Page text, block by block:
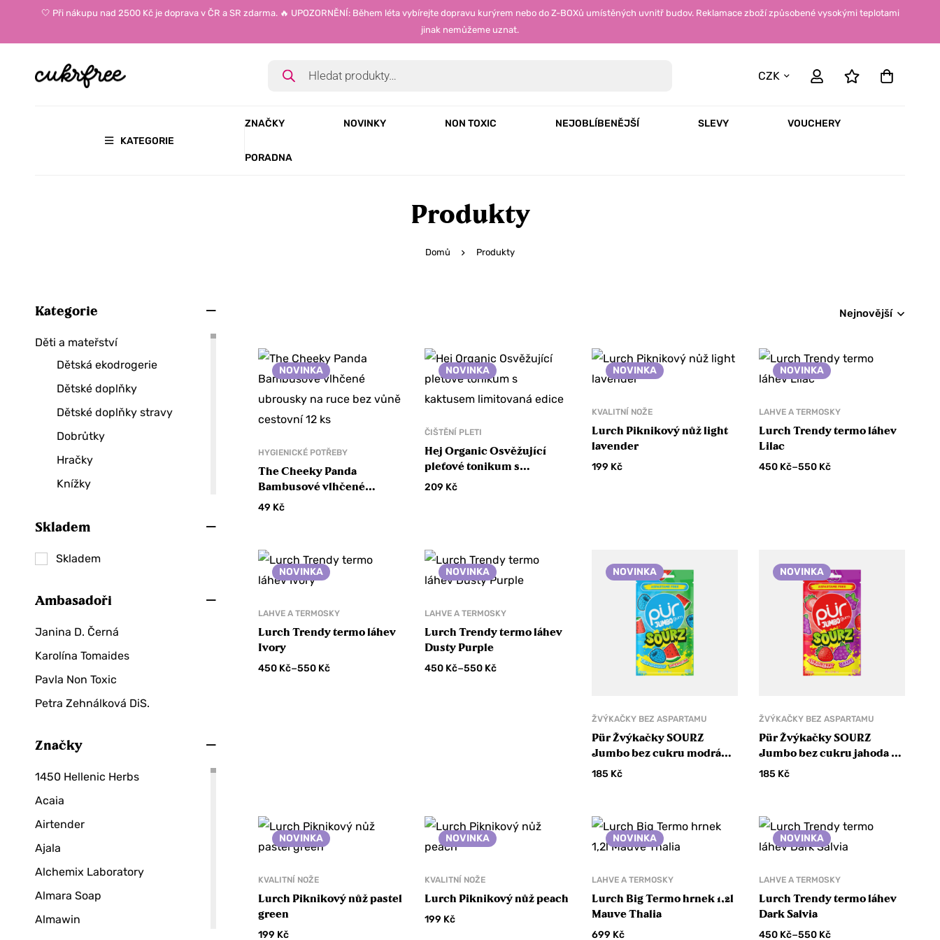
🤍 Při nákupu nad 2500 Kč je doprava v ČR a SR zdarma. 🔥 UPOZORNĚNÍ: Během léta vybírejte dopravu kurýrem nebo do Z-BOXů umístěných uvnitř budov. Reklamace zboží způsobené vysokými teplotami
jinak nemůžeme uznat.
CZK
KATEGORIE
ZNAČKY NOVINKY NON TOXIC NEJOBLÍBENĚJŠÍ SLEVY VOUCHERY
PORADNA
Produkty
Domů Produkty
Kategorie
Děti a mateřství
Dětská ekodrogerie
Dětské doplňky
Dětské doplňky stravy
Dobrůtky
Hračky
Knížky
Těhotenské boly
Dobroty
Bylinkové čaje
Černé čaje
Čokolády
Mořské řasy
Nakládané delikatesy
Skladem
Skladem
Ambasadoři
Janina D. Černá
Karolína Tomaides
Pavla Non Toxic
Petra Zehnálková DiS.
Značky
1450 Hellenic Herbs
Acaia
Airtender
Ajala
Alchemix Laboratory
Almara Soap
Almawin
Nejnovější
NOVINKA
HYGIENICKÉ POTŘEBY
The Cheeky Panda
Bambusové vlhčené
ubrousky na ruce bez vůně
49 Kč
NOVINKA
ČIŠTĚNÍ PLETI
Hej Organic Osvěžující
pleťové tonikum s
kaktusem limitovaná edice
209 Kč
NOVINKA
KVALITNÍ NOŽE
Lurch Piknikový nůž light
lavender
199 Kč
NOVINKA
LAHVE A TERMOSKY
Lurch Trendy termo láhev
Lilac
450 Kč–550 Kč
NOVINKA
LAHVE A TERMOSKY
Lurch Trendy termo láhev
Ivory
450 Kč–550 Kč
NOVINKA
LAHVE A TERMOSKY
Lurch Trendy termo láhev
Dusty Purple
450 Kč–550 Kč
NOVINKA
ŽVÝKAČKY BEZ ASPARTAMU
Pür Žvýkačky SOURZ
Jumbo bez cukru modrá
malina a vodní meloun
185 Kč
NOVINKA
ŽVÝKAČKY BEZ ASPARTAMU
Pür Žvýkačky SOURZ
Jumbo bez cukru jahoda a
hroznové víno
185 Kč
NOVINKA
KVALITNÍ NOŽE
Lurch Piknikový nůž pastel
green
199 Kč
NOVINKA
KVALITNÍ NOŽE
Lurch Piknikový nůž peach
199 Kč
NOVINKA
LAHVE A TERMOSKY
Lurch Big Termo hrnek 1,2l
Mauve Thalia
699 Kč
NOVINKA
LAHVE A TERMOSKY
Lurch Trendy termo láhev
Dark Salvia
450 Kč–550 Kč